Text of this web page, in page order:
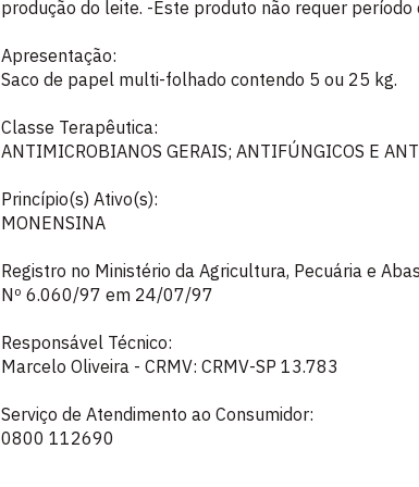
produção do leite. -Este produto não requer período
Apresentação:
Saco de papel multi-folhado contendo 5 ou 25 kg.
Classe Terapêutica:
ANTIMICROBIANOS GERAIS; ANTIFÚNGICOS E
Princípio(s) Ativo(s):
MONENSINA
Registro no Ministério da Agricultura, Pecuária e
Nº 6.060/97 em 24/07/97
Responsável Técnico:
Marcelo Oliveira - CRMV: CRMV-SP 13.783
Serviço de Atendimento ao Consumidor:
0800 112690